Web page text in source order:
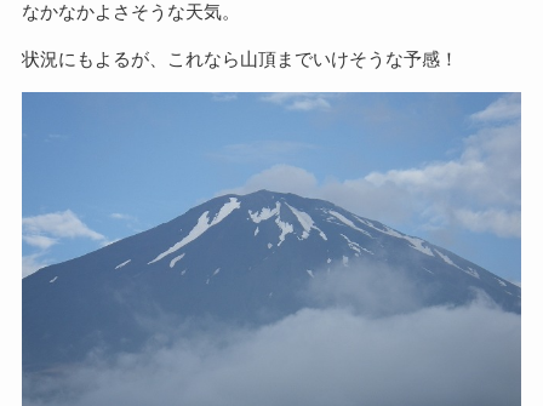
なかなかよさそうな天気。
状況にもよるが、これなら山頂までいけそうな予感！